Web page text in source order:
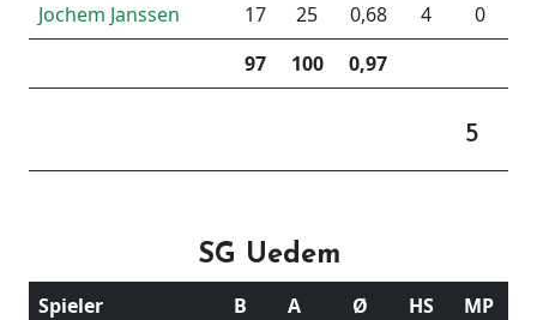
Jochem Janssen
17 25 0,68 4
0
97
100 0,97
5
SG Uedem
Spieler B A Ø HS
MP